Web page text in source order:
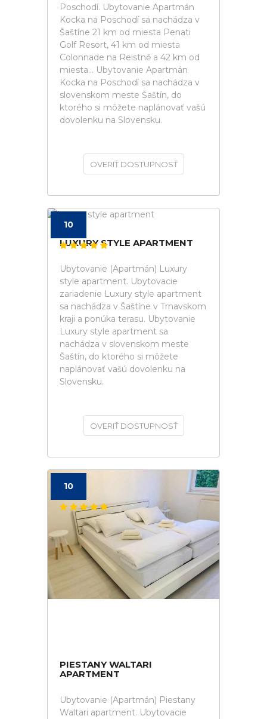
Poschodí. Ubytovanie Apartmán
Kocka na Poschodí sa nachádza v
Šaštíne 21 km od miesta Penati
Golf Resort, 41 km od miesta
Colonnade na Reistně a 42 km od
miesta... Ubytovanie Apartmán
Kocka na Poschodí sa nachádza v
slovenskom meste Šaštín, do
ktorého si môžete naplánovať vašú
dovolenku na Slovensku.
OVERIŤ DOSTUPNOSŤ
10
LUXURY STYLE APARTMENT
Ubytovanie (Apartmán) Luxury
style apartment. Ubytovacie
zariadenie Luxury style apartment
sa nachádza v Šaštíne v Trnavskom
kraji a ponúka terasu. Ubytovanie
Luxury style apartment sa
nachádza v slovenskom meste
Šaštín, do ktorého si môžete
naplánovať vašú dovolenku na
Slovensku.
OVERIŤ DOSTUPNOSŤ
10
PIESTANY WALTARI
APARTMENT
Ubytovanie (Apartmán) Piestany
Waltari apartment. Ubytovacie